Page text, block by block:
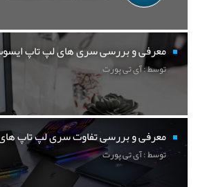
معرفی و بررسی سری های لپ تاپ ایسوس
توسط : آی تی پورت
معرفی و بررسی تفاوت سری لپ تاپ های MSI
توسط : آی تی پورت